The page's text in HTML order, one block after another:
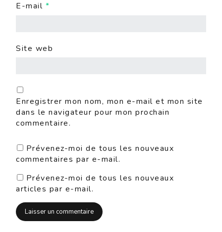
E-mail *
Site web
Enregistrer mon nom, mon e-mail et mon site
dans le navigateur pour mon prochain
commentaire.
Prévenez-moi de tous les nouveaux
commentaires par e-mail.
Prévenez-moi de tous les nouveaux
articles par e-mail.